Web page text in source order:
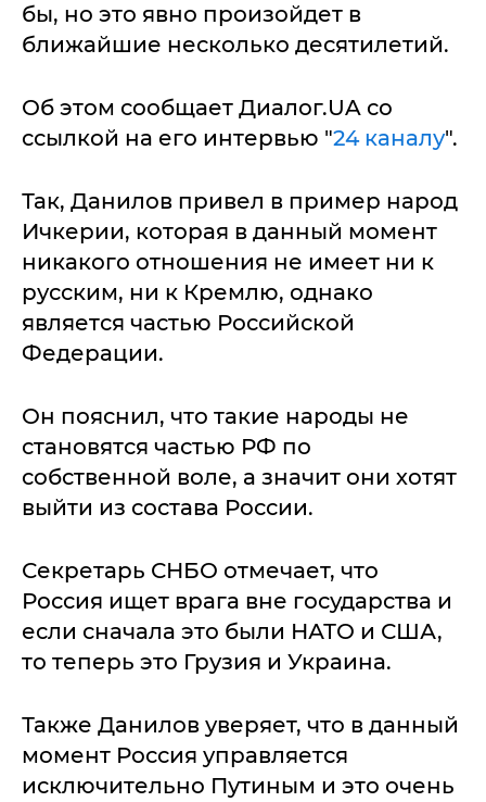
бы, но это явно произойдет в
ближайшие несколько десятилетий.
Об этом сообщает Диалог.UA со
ссылкой на его интервью "24 каналу".
Так, Данилов привел в пример народ
Ичкерии, которая в данный момент
никакого отношения не имеет ни к
русским, ни к Кремлю, однако
является частью Российской
Федерации.
Он пояснил, что такие народы не
становятся частью РФ по
собственной воле, а значит они хотят
выйти из состава России.
Секретарь СНБО отмечает, что
Россия ищет врага вне государства и
если сначала это были НАТО и США,
то теперь это Грузия и Украина.
Также Данилов уверяет, что в данный
момент Россия управляется
исключительно Путиным и это очень